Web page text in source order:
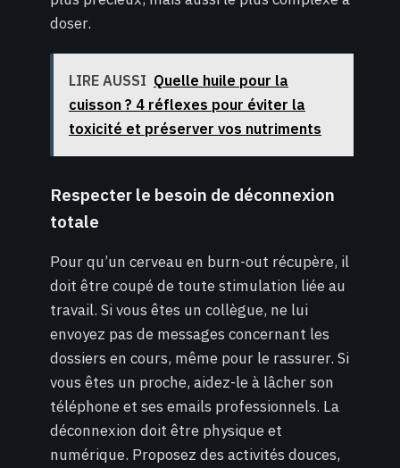
doser.
LIRE AUSSI Quelle huile pour la
cuisson ? 4 réflexes pour éviter la
toxicité et préserver vos nutriments
Respecter le besoin de déconnexion
totale
Pour qu’un cerveau en burn-out récupère, il
doit être coupé de toute stimulation liée au
travail. Si vous êtes un collègue, ne lui
envoyez pas de messages concernant les
dossiers en cours, même pour le rassurer. Si
vous êtes un proche, aidez-le à lâcher son
téléphone et ses emails professionnels. La
déconnexion doit être physique et
numérique. Proposez des activités douces,